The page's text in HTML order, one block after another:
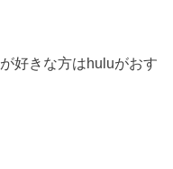
好きな方はhuluがおす